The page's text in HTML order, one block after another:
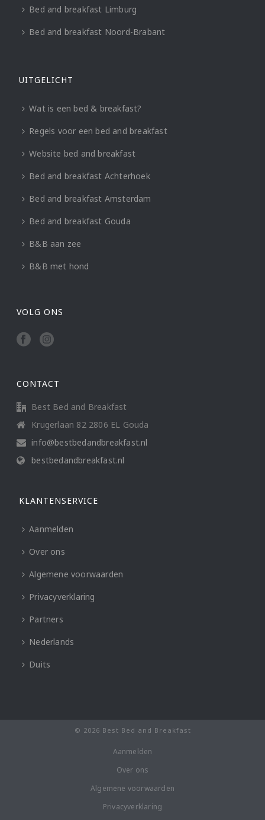
Bed and breakfast Limburg
Bed and breakfast Noord-Brabant
UITGELICHT
Wat is een bed & breakfast?
Regels voor een bed and breakfast
Website bed and breakfast
Bed and breakfast Achterhoek
Bed and breakfast Amsterdam
Bed and breakfast Gouda
B&B aan zee
B&B met hond
VOLG ONS
CONTACT
Best Bed and Breakfast
Krugerlaan 82 2806 EL Gouda
info@bestbedandbreakfast.nl
bestbedandbreakfast.nl
KLANTENSERVICE
Aanmelden
Over ons
Algemene voorwaarden
Privacyverklaring
Partners
Nederlands
Duits
© 2026 Best Bed and Breakfast
Aanmelden
Over ons
Algemene voorwaarden
Privacyverklaring